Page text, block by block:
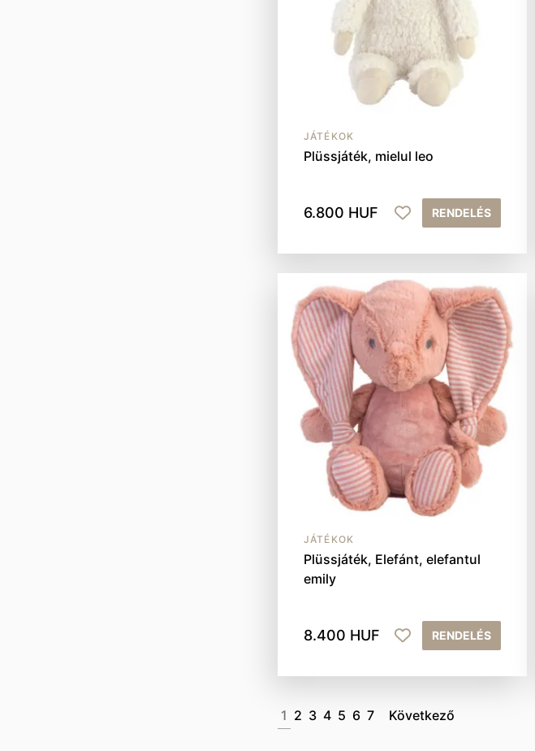
JÁTÉKOK
Plüssjáték, mielul leo
6.800 HUF RENDELÉS
JÁTÉKOK
Plüssjáték, Elefánt, elefantul
emily
8.400 HUF RENDELÉS
1 2 3 4 5 6 7 Következő